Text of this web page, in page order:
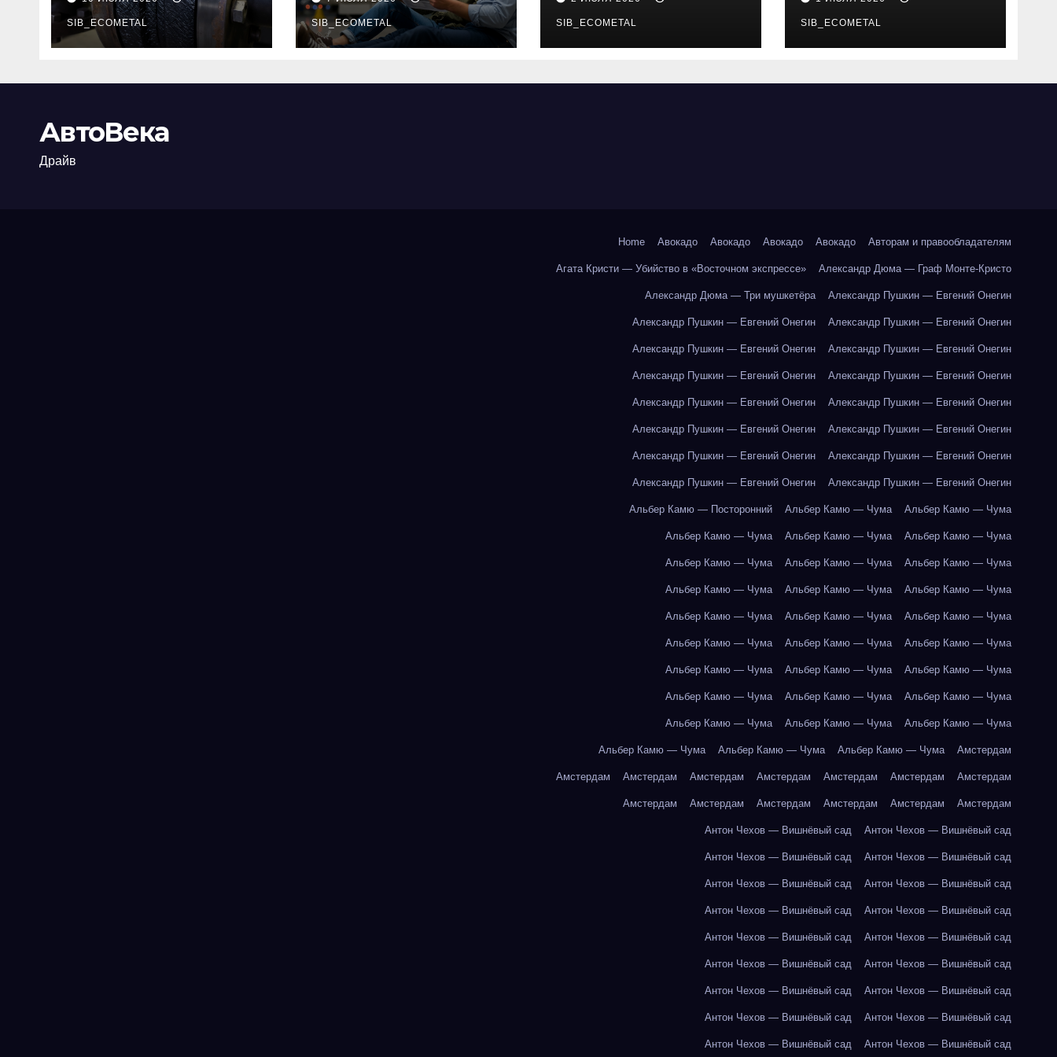
огнезащиты
фланцевых
соединений
SIB_ECOMETAL
требования и
потенциальные
риски
SIB_ECOMETAL
онлайн-курсы
SIB_ECOMETAL SIB_ECOMETAL
АвтоВека
Драйв
Home Авокадо Авокадо Авокадо Авокадо Авторам и правообладателям
Агата Кристи — Убийство в «Восточном экспрессе» Александр Дюма — Граф Монте-Кристо
Александр Дюма — Три мушкетёра Александр Пушкин — Евгений Онегин
Александр Пушкин — Евгений Онегин Александр Пушкин — Евгений Онегин
Александр Пушкин — Евгений Онегин Александр Пушкин — Евгений Онегин
Александр Пушкин — Евгений Онегин Александр Пушкин — Евгений Онегин
Александр Пушкин — Евгений Онегин Александр Пушкин — Евгений Онегин
Александр Пушкин — Евгений Онегин Александр Пушкин — Евгений Онегин
Александр Пушкин — Евгений Онегин Александр Пушкин — Евгений Онегин
Александр Пушкин — Евгений Онегин Александр Пушкин — Евгений Онегин
Альбер Камю — Посторонний Альбер Камю — Чума Альбер Камю — Чума
Альбер Камю — Чума Альбер Камю — Чума Альбер Камю — Чума
Альбер Камю — Чума Альбер Камю — Чума Альбер Камю — Чума
Альбер Камю — Чума Альбер Камю — Чума Альбер Камю — Чума
Альбер Камю — Чума Альбер Камю — Чума Альбер Камю — Чума
Альбер Камю — Чума Альбер Камю — Чума Альбер Камю — Чума
Альбер Камю — Чума Альбер Камю — Чума Альбер Камю — Чума
Альбер Камю — Чума Альбер Камю — Чума Альбер Камю — Чума
Альбер Камю — Чума Альбер Камю — Чума Альбер Камю — Чума
Альбер Камю — Чума Альбер Камю — Чума Альбер Камю — Чума Амстердам
Амстердам Амстердам Амстердам Амстердам Амстердам Амстердам Амстердам
Амстердам Амстердам Амстердам Амстердам Амстердам Амстердам
Антон Чехов — Вишнёвый сад Антон Чехов — Вишнёвый сад
Антон Чехов — Вишнёвый сад Антон Чехов — Вишнёвый сад
Антон Чехов — Вишнёвый сад Антон Чехов — Вишнёвый сад
Антон Чехов — Вишнёвый сад Антон Чехов — Вишнёвый сад
Антон Чехов — Вишнёвый сад Антон Чехов — Вишнёвый сад
Антон Чехов — Вишнёвый сад Антон Чехов — Вишнёвый сад
Антон Чехов — Вишнёвый сад Антон Чехов — Вишнёвый сад
Антон Чехов — Вишнёвый сад Антон Чехов — Вишнёвый сад
Антон Чехов — Вишнёвый сад Антон Чехов — Вишнёвый сад